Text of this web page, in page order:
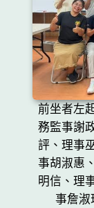
前坐者左
務監事謝
評、理事
事胡淑惠
明信、理
事詹淑